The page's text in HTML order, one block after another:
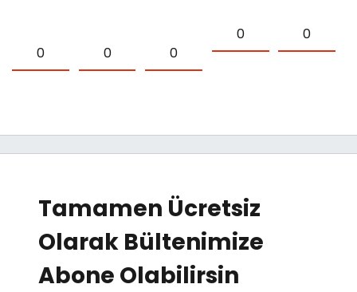
0 0 0
0 0
Tamamen Ücretsiz
Olarak Bültenimize
Abone Olabilirsin